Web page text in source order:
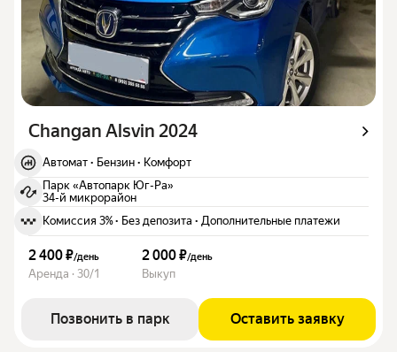
Changan Alsvin 2024
Автомат · Бензин · Комфорт
Парк «Автопарк Юг-Ра»
34-й микрорайон
Комиссия 3%· Без депозита · Дополнительные платежи
2 400 ₽/день
Аренда · 30/1
2 000 ₽/день
Выкуп
Позвонить в парк Оставить заявку